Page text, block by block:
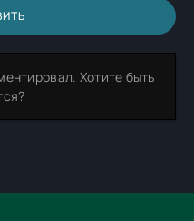
Хотите быть